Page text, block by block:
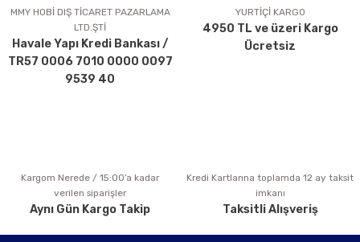
Ürün açıklamasında eksik bilgiler bulunuyor.
Ürün bilgilerinde hatalar bulunuyor.
Ürün fiyatı diğer sitelerden daha pahalı.
Bu ürüne benzer farklı alternatifler olmalı.
Gönder
MMY HOBİ DIŞ TİCARET PAZARLAMA
LTD.ŞTİ
Havale Yapı Kredi Bankası /
TR57 0006 7010 0000 0097
9539 40
YURTİÇİ KARGO
4950 TL ve üzeri Kargo
Ücretsiz
Kargom Nerede / 15:00’a kadar
verilen siparişler
Aynı Gün Kargo Takip
Kredi Kartlarına toplamda 12 ay taksit
imkanı
Taksitli Alışveriş